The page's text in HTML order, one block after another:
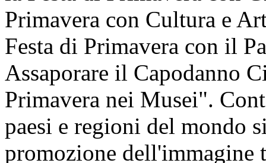
Primavera con Cultura e
Festa di Primavera con il
Assaporare il Capodanno
Primavera nei Musei".
paesi e regioni del mondo
promozione dell'immagine